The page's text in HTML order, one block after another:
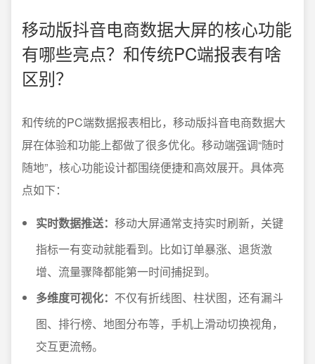
移动版抖音电商数据大屏的核心功能
有哪些亮点？和传统PC端报表有啥
区别？
和传统的PC端数据报表相比，移动版抖音电商数据大
屏在体验和功能上都做了很多优化。移动端强调“随时
随地”，核心功能设计都围绕便捷和高效展开。具体亮
点如下：
实时数据推送： 移动大屏通常支持实时刷新，关键
指标一有变动就能看到。比如订单暴涨、退货激
增、流量骤降都能第一时间捕捉到。
多维度可视化： 不仅有折线图、柱状图，还有漏斗
图、排行榜、地图分布等，手机上滑动切换视角，
交互更流畅。